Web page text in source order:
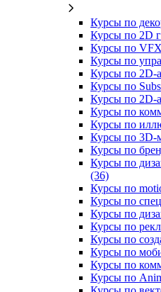
Курсы по
Курсы по 2D
Курсы по
Курсы по
Курсы по
Курсы по
Курсы по
Курсы по
Курсы по
Курсы по
Курсы по
Курсы по
(36)
Курсы по
Курсы по
Курсы по
Курсы по
Курсы по
Курсы по
Курсы по
Курсы по